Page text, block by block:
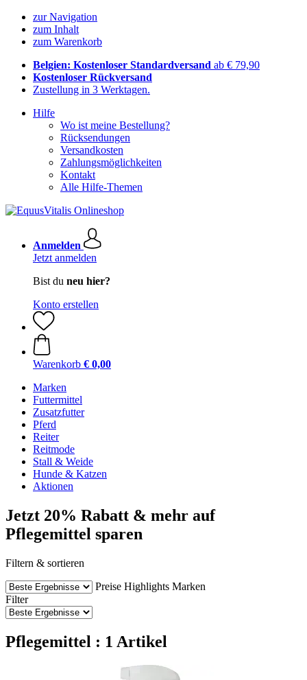
zur Navigation
zum Inhalt
zum Warenkorb
Belgien: Kostenloser Standardversand ab € 79,90
Kostenloser Rückversand
Zustellung in 3 Werktagen.
Hilfe
Wo ist meine Bestellung?
Rücksendungen
Versandkosten
Zahlungsmöglichkeiten
Kontakt
Alle Hilfe-Themen
Anmelden
Jetzt anmelden
Bist du neu hier?
Konto erstellen
Warenkorb € 0,00
Marken
Futtermittel
Zusatzfutter
Pferd
Reiter
Reitmode
Stall & Weide
Hunde & Katzen
Aktionen
Jetzt 20% Rabatt & mehr auf
Pflegemittel sparen
Filtern & sortieren
Preise Highlights Marken
Filter
Pflegemittel : 1 Artikel